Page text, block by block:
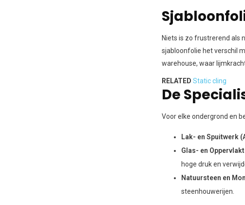
Niets is zo frustrerend als
sjabloonfolie het verschil
warehouse, waar
RELATED Static cling
De
Voor elke ondergrond en
Lak- en Spuitwerk
Glas- en
hoge druk en
Natuursteen en
steenhouwerijen.